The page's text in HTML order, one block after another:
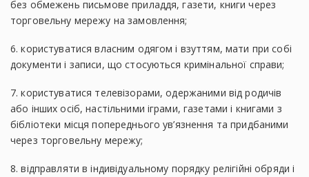
без обмежень письмове приладдя, газети, книги через
торговельну мережу на замовлення;
6. користуватися власним одягом і взуттям, мати при собі
документи і записи, що стосуються кримінальної справи;
7. користуватися телевізорами, одержаними від родичів
або інших осіб, настільними іграми, газетами і книгами з
бібліотеки місця попереднього ув’язнення та придбаними
через торговельну мережу;
8. відправляти в індивідуальному порядку релігійні обряди і